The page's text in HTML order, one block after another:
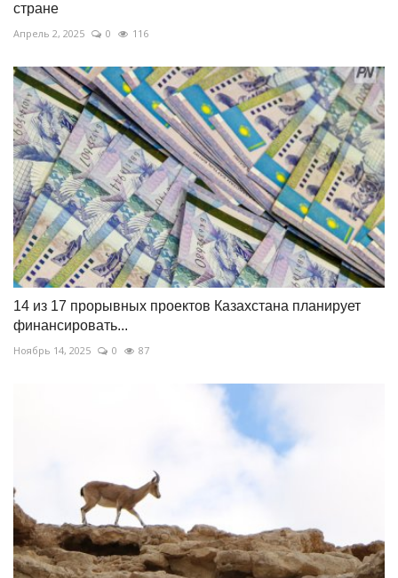
стране
Апрель 2, 2025 0 116
14 из 17 прорывных проектов Казахстана планирует
финансировать...
Ноябрь 14, 2025 0 87